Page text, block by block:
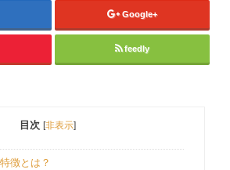
Google+
feedly
目次 [非表示]
徴とは？